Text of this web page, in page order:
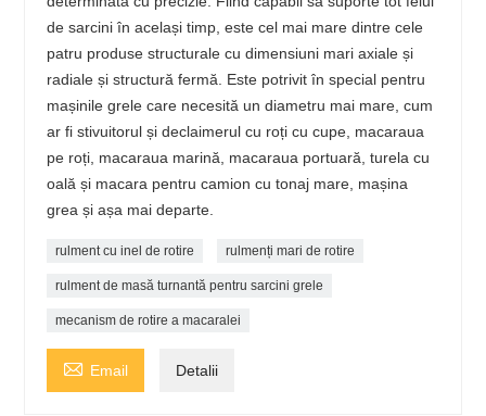
de sarcini în același timp, este cel mai mare dintre cele
patru produse structurale cu dimensiuni mari axiale și
radiale și structură fermă. Este potrivit în special pentru
mașinile grele care necesită un diametru mai mare, cum
ar fi stivuitorul și declaimerul cu roți cu cupe, macaraua
pe roți, macaraua marină, macaraua portuară, turela cu
oală și macara pentru camion cu tonaj mare, mașina
grea și așa mai departe.
rulment cu inel de rotire rulmenți mari de rotire
rulment de masă turnantă pentru sarcini grele
mecanism de rotire a macaralei
 Email Detalii